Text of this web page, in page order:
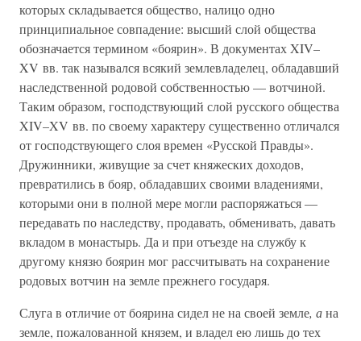
которых складывается общество, налицо одно
принципиальное совпадение: высший слой общества
обозначается термином «боярин». В документах XIV–
XV вв. так назывался всякий землевладелец, обладавший
наследственной родовой собственностью — вотчиной.
Таким образом, господствующий слой русского общества
XIV–XV вв. по своему характеру существенно отличался
от господствующего слоя времен «Русской Правды».
Дружинники, живущие за счет княжеских доходов,
превратились в бояр, обладавших своими владениями,
которыми они в полной мере могли распоряжаться —
передавать по наследству, продавать, обменивать, давать
вкладом в монастырь. Да и при отъезде на службу к
другому князю боярин мог рассчитывать на сохранение
родовых вотчин на земле прежнего государя.
Слуга в отличие от боярина сидел не на своей земле, ана
земле, пожалованной князем, и владел ею лишь до тех